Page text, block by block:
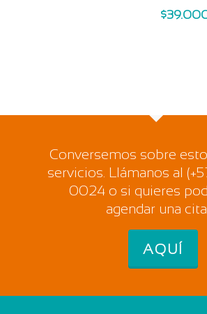
$
Conversemos sobre
servicios. Llámanos al
0024 o si quieres
agendar una cita
AQUÍ